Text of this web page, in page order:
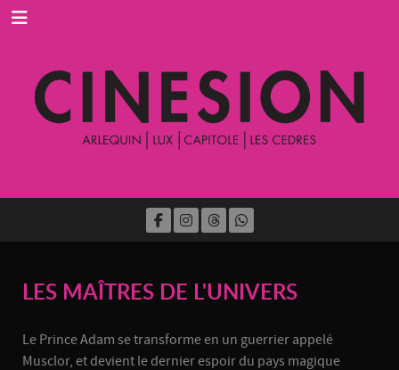
LES MAÎTRES DE L'UNIVERS
Le Prince Adam se transforme en un guerrier appelé
Musclor, et devient le dernier espoir du pays magique